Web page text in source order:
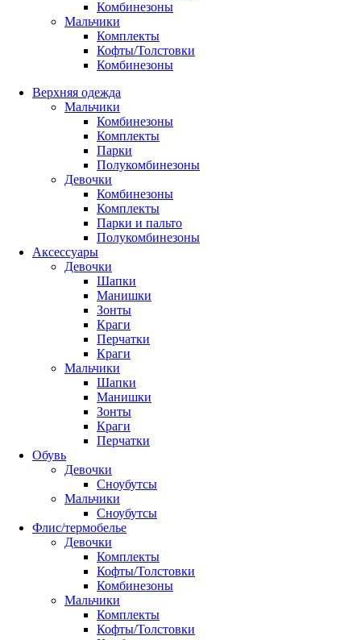
Комбинезоны
Мальчики
Комплекты
Кофты/Толстовки
Комбинезоны
Верхняя одежда
Мальчики
Комбинезоны
Комплекты
Парки
Полукомбинезоны
Девочки
Комбинезоны
Комплекты
Парки и пальто
Полукомбинезоны
Аксессуары
Девочки
Шапки
Манишки
Зонты
Краги
Перчатки
Краги
Мальчики
Шапки
Манишки
Зонты
Краги
Перчатки
Обувь
Девочки
Сноубутсы
Мальчики
Сноубутсы
Флис/термобелье
Девочки
Комплекты
Кофты/Толстовки
Комбинезоны
Мальчики
Комплекты
Кофты/Толстовки